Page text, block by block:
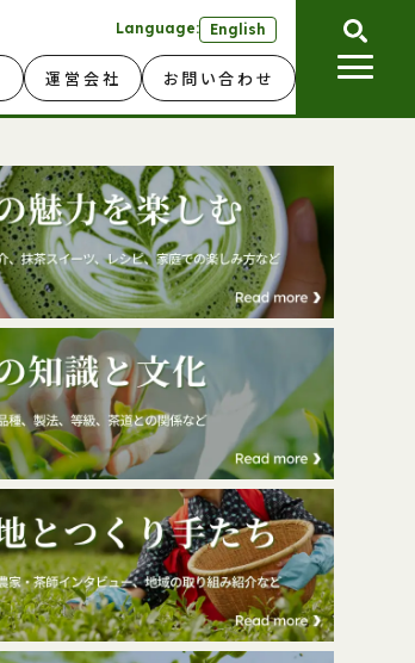
Language: English
運営会社 お問い合わせ